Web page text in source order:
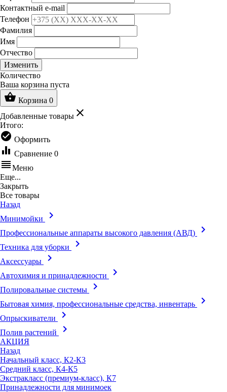
Контактный e-mail
Телефон
Фамилия
Имя
Отчество
Изменить
Количество
Ваша корзина пуста
shopping_basket Корзина 0
Добавленные товары clear
Итого:
check_circle Оформить
equalizer Сравнение 0
reorderМеню
Еще...
Закрыть
Все товары
Назад
Минимойки
keyboard_arrow_right
Профессиональные аппараты высокого давления (АВД) keyboard_arrow_right
Техника для уборки keyboard_arrow_right
Аксессуары keyboard_arrow_right
Автохимия и принадлежности keyboard_arrow_right
Полировальные системы keyboard_arrow_right
Бытовая химия, профессиональные средства, инвентарь keyboard_arrow_right
Опрыскиватели keyboard_arrow_right
Полив растений keyboard_arrow_right
АКЦИЯ
Назад
Начальный класс, К2-К3
Средний класс, К4-К5
Экстракласс (премиум-класс), К7
Принадлежности для минимоек